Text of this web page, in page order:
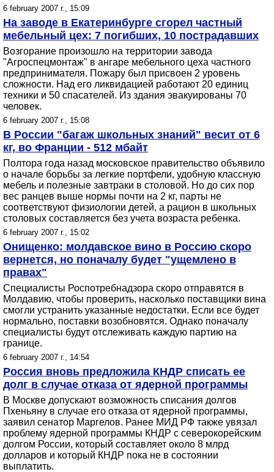
6 february 2007 г., 15:09
На заводе в Екатеринбурге сгорел частный
мебельный цех: 7 погибших, 10 пострадавших
Возгорание произошло на территории завода
"Агроспецмонтаж" в ангаре мебельного цеха частного
предпринимателя. Пожару был присвоен 2 уровень
сложности. Над его ликвидацией работают 20 единиц
техники и 50 спасателей. Из здания эвакуированы 70
человек.
6 february 2007 г., 15:08
В России "багаж школьных знаний" весит от 6
кг, во Франции - 512 мбайт
Полтора года назад московское правительство объявило
о начале борьбы за легкие портфели, удобную классную
мебель и полезные завтраки в столовой. Но до сих пор
вес ранцев выше нормы почти на 2 кг, парты не
соответствуют физиологии детей, а рацион в школьных
столовых составляется без учета возраста ребенка.
6 february 2007 г., 15:02
Онищенко: молдавское вино в Россию скоро
вернется, но поначалу будет "ущемлено в
правах"
Специалисты Роспотребнадзора скоро отправятся в
Молдавию, чтобы проверить, насколько поставщики вина
смогли устранить указанные недостатки. Если все будет
нормально, поставки возобновятся. Однако поначалу
специалисты будут отслеживать каждую партию на
границе.
6 february 2007 г., 14:54
Россия вновь предложила КНДР списать ее
долг в случае отказа от ядерной программы
В Москве допускают возможность списания долгов
Пхеньяну в случае его отказа от ядерной программы,
заявил сенатор Маргелов. Ранее МИД РФ также увязал
проблему ядерной программы КНДР с северокорейским
долгом России, который составляет около 8 млрд
долларов и который КНДР пока не в состоянии
выплатить.